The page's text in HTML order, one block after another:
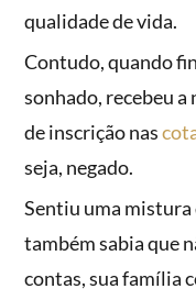
qualidade de vida.
Contudo, quando
sonhado, recebeu
de inscrição nas
seja, negado.
Sentiu uma mistura
também sabia que
contas, sua família